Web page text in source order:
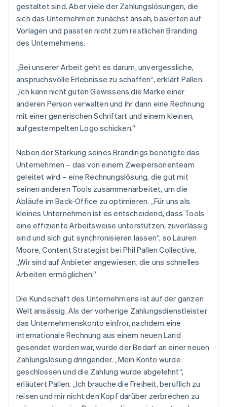
gestaltet sind. Aber viele der Zahlungslösungen, die
sich das Unternehmen zunächst ansah, basierten auf
Vorlagen und passten nicht zum restlichen Branding
des Unternehmens.
„Bei unserer Arbeit geht es darum, unvergessliche,
anspruchsvolle Erlebnisse zu schaffen“, erklärt Pallen.
„Ich kann nicht guten Gewissens die Marke einer
anderen Person verwalten und ihr dann eine Rechnung
mit einer generischen Schriftart und einem kleinen,
aufgestempelten Logo schicken.“
Neben der Stärkung seines Brandings benötigte das
Unternehmen – das von einem Zweipersonenteam
geleitet wird – eine Rechnungslösung, die gut mit
seinen anderen Tools zusammenarbeitet, um die
Abläufe im Back-Office zu optimieren. „Für uns als
kleines Unternehmen ist es entscheidend, dass Tools
eine effiziente Arbeitsweise unterstützen, zuverlässig
sind und sich gut synchronisieren lassen“, so Lauren
Moore, Content Strategist bei Phil Pallen Collective.
„Wir sind auf Anbieter angewiesen, die uns schnelles
Arbeiten ermöglichen.“
Die Kundschaft des Unternehmens ist auf der ganzen
Welt ansässig. Als der vorherige Zahlungsdienstleister
das Unternehmenskonto einfror, nachdem eine
internationale Rechnung aus einem neuen Land
gesendet worden war, wurde der Bedarf an einer neuen
Zahlungslösung dringender. „Mein Konto wurde
geschlossen und die Zahlung wurde abgelehnt“,
erläutert Pallen. „Ich brauche die Freiheit, beruflich zu
reisen und mir nicht den Kopf darüber zerbrechen zu